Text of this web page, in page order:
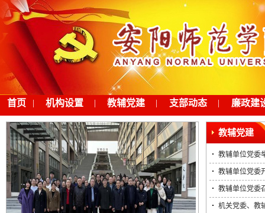
首页 | 机构设置 | 教辅党建 | 支部动态 | 廉政建
教辅党建
教辅单位党委
教辅单位党委
教辅单位党委
机关党委、教